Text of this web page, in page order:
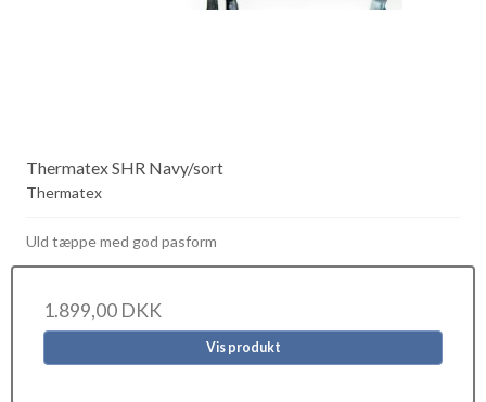
Thermatex SHR Navy/sort
Thermatex
Uld tæppe med god pasform
1.899,00 DKK
Vis produkt